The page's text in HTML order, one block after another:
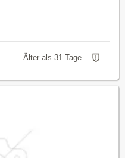
Älter als 31 Tage